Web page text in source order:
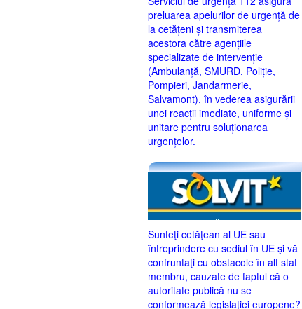
preluarea apelurilor de urgență de
la cetățeni și transmiterea
acestora către agențiile
specializate de intervenție
(Ambulanță, SMURD, Poliție,
Pompieri, Jandarmerie,
Salvamont), în vederea asigurării
unei reacții imediate, uniforme și
unitare pentru soluționarea
urgențelor.
Sunteţi cetăţean al UE sau
întreprindere cu sediul în UE şi vă
confruntaţi cu obstacole în alt stat
membru, cauzate de faptul că o
autoritate publică nu se
conformează legislaţiei europene?